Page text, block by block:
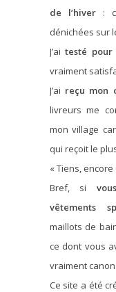
de l’hiver :
dénichées sur
J’aitesté pour
vraiment
J’ai reçu mon
livreurs me
mon village
qui reçoit le
« Tiens,
Bref, si
vêtements
maillots de
ce dont vous
vraiment
Ce site a été